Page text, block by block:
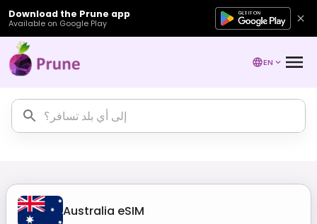
Download the Prune app
Available on Google Play
EN
Australia eSIM